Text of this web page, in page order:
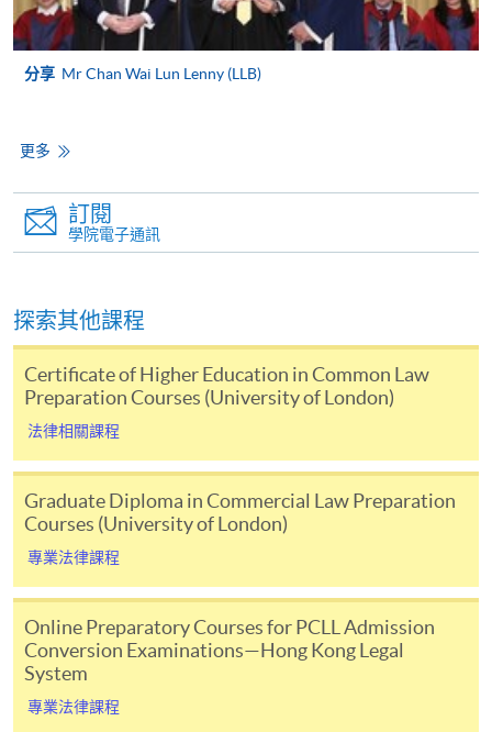
(2026/
[註3]
報名參加香港現場舉行的倫敦大學考試時，需向香港考試及評鑑局
行政管理費。
考試
每個學年有 2 個考試期 - 5 月/6 月和 10 月。在 5 月/6
月考試中，學生在第一年的學習中最多可以參加 4 次考
考試大綱由倫敦大學在其法律章程中列出。 當您收到
法學學士學位的錄取通知書時，也會向您提供詳細資
訊。通常，香港本地考試的報名應透過負責管理倫敦
大學考試的香港考試及評鑑局進行。
(www.hkeaa.edu.hk/en/ipe/ulondon)
香港大學專業進修學院/倫敦大學法律學士學位試課程
（學費）
詳情請下載宣傳冊
分享 Mr Chan Wai Lun Lenny (LLB)
更多
訂閱
學院電子通訊
探索其他課程
Certificate of Higher Education in Common Law
Preparation Courses (University of London)
法律相關課程
Graduate Diploma in Commercial Law Preparation
Courses (University of London)
專業法律課程
Online Preparatory Courses for PCLL Admission
Conversion Examinations—Hong Kong Legal
System
專業法律課程